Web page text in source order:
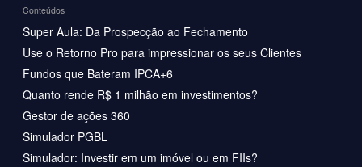
Conteúdos
Super Aula: Da Prospecção ao Fechamento
Use o Retorno Pro para impressionar os seus Clientes
Fundos que Bateram IPCA+6
Quanto rende R$ 1 milhão em investimentos?
Gestor de ações 360
Simulador PGBL
Simulador: Investir em um imóvel ou em FIIs?